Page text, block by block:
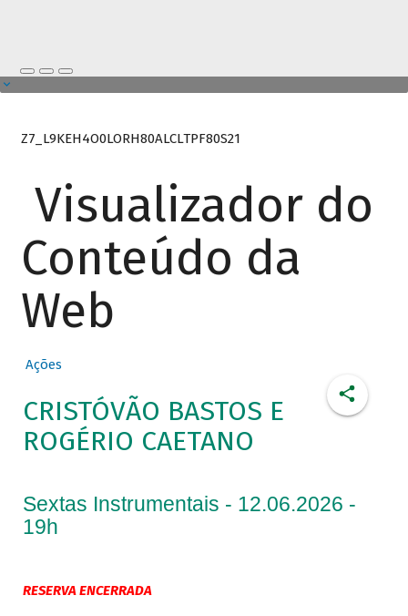
Z7_L9KEH4O0LORH80ALCLTPF80S21
Visualizador do
Conteúdo da
Web
Ações
CRISTÓVÃO BASTOS E
ROGÉRIO CAETANO
Sextas Instrumentais - 12.06.2026 -
19h
RESERVA ENCERRADA